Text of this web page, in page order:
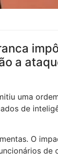
a
uma
de
O
de